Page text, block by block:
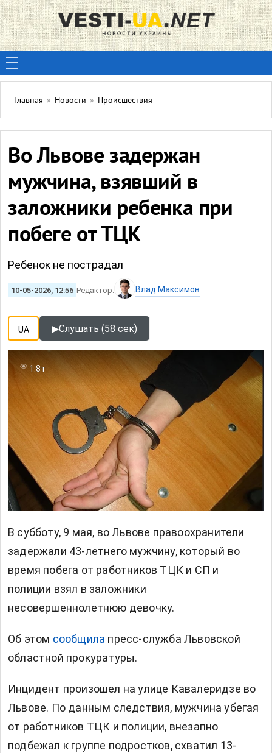
Главная » Новости » Происшествия
Во Львове задержан
мужчина, взявший в
заложники ребенка при
побеге от ТЦК
Ребенок не пострадал
10-05-2026, 12:56 Редактор: Влад Максимов
UA ▶Слушать (58 сек)
1.8т
В субботу, 9 мая, во Львове правоохранители
задержали 43-летнего мужчину, который во
время побега от работников ТЦК и СП и
полиции взял в заложники
несовершеннолетнюю девочку.
Об этом сообщила пресс-служба Львовской
областной прокуратуры.
Инцидент произошел на улице Кавалеридзе во
Львове. По данным следствия, мужчина убегая
от работников ТЦК и полиции, внезапно
подбежал к группе подростков, схватил 13-